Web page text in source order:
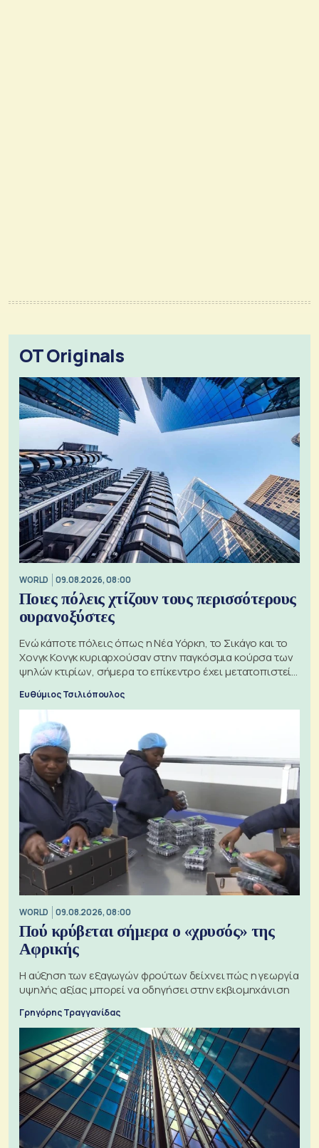
OT Originals
WORLD 09.08.2026, 08:00
Ποιες πόλεις χτίζουν τους περισσότερους
ουρανοξύστες
Ενώ κάποτε πόλεις όπως η Νέα Υόρκη, το Σικάγο και το
Χονγκ Κονγκ κυριαρχούσαν στην παγκόσμια κούρσα των
ψηλών κτιρίων, σήμερα το επίκεντρο έχει μετατοπιστεί
Ευθύμιος Τσιλιόπουλος
WORLD 09.08.2026, 08:00
Πού κρύβεται σήμερα ο «χρυσός» της
Αφρικής
Η αύξηση των εξαγωγών φρούτων δείχνει πώς η γεωργία
υψηλής αξίας μπορεί να οδηγήσει στην εκβιομηχάνιση
Γρηγόρης Τραγγανίδας